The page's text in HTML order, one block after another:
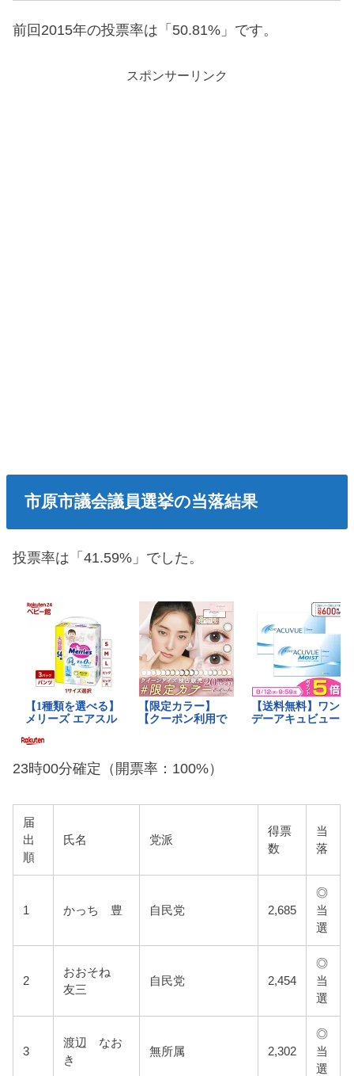
前回2015年の投票率は「50.81%」です。
スポンサーリンク
市原市議会議員選挙の当落結果
投票率は「41.59%」でした。
23時00分確定（開票率：100%）
届
出
順
氏名 党派
得票
数
当
落
1 かっち 豊 自民党 2,685
◎
当
選
2
おおそね
友三
自民党 2,454
◎
当
選
3
渡辺 なお
き
無所属 2,302
◎
当
選